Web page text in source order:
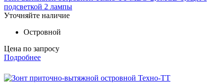
подсветкой 2 лампы
Уточняйте наличие
Островной
Цена по запросу
Подробнее